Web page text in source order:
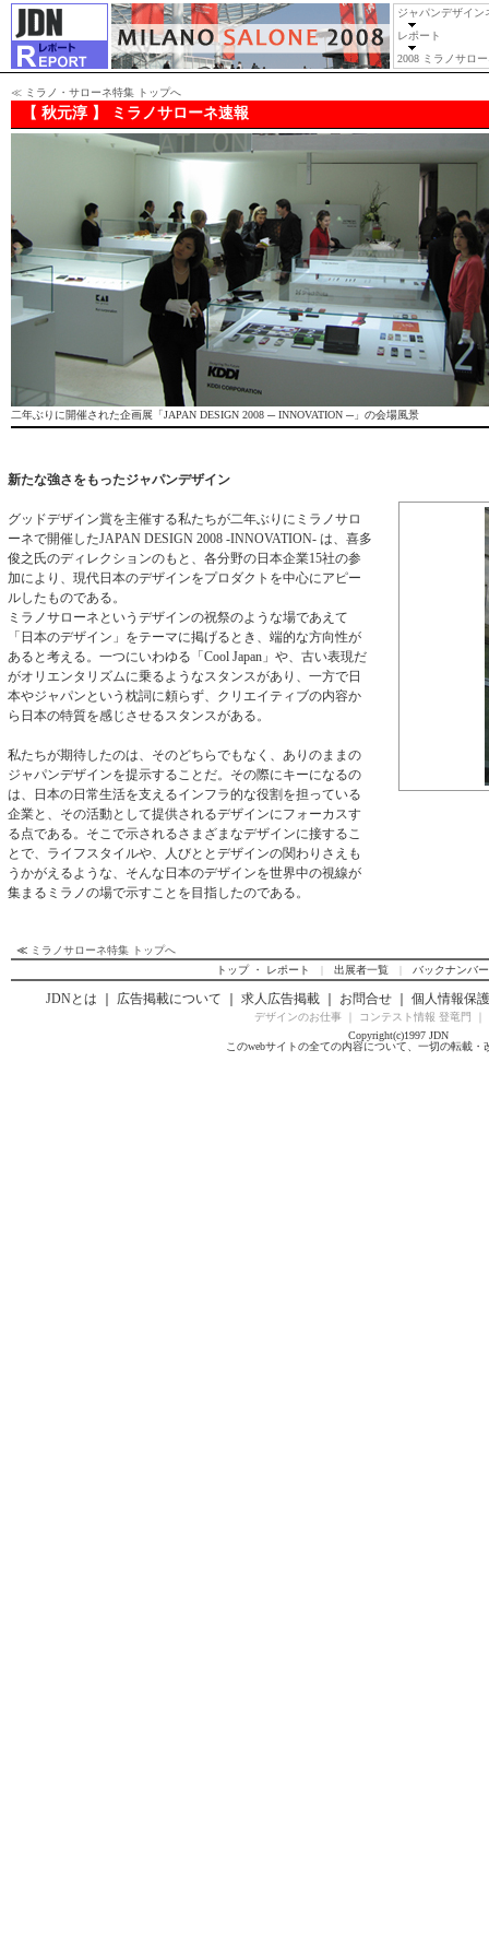
ジャパンデザイン
レポート
2008 ミラノサロ
≪ ミラノ・サローネ特集 トップへ
【 秋元淳 】 ミラノサローネ速報
二年ぶりに開催された企画展「JAPAN DESIGN 2008 ─ INNOVATION ─」の会場風景
新たな強さをもったジャパンデザイン
グッドデザイン賞を主催する私たちが二年ぶりにミラノサロ
ーネで開催したJAPAN DESIGN 2008 -INNOVATION- は、喜多
俊之氏のディレクションのもと、各分野の日本企業15社の参
加により、現代日本のデザインをプロダクトを中心にアピー
ルしたものである。
ミラノサローネというデザインの祝祭のような場であえて
「日本のデザイン」をテーマに掲げるとき、端的な方向性が
あると考える。一つにいわゆる「Cool Japan」や、古い表現だ
がオリエンタリズムに乗るようなスタンスがあり、一方で日
本やジャパンという枕詞に頼らず、クリエイティブの内容か
ら日本の特質を感じさせるスタンスがある。
私たちが期待したのは、そのどちらでもなく、ありのままの
ジャパンデザインを提示することだ。その際にキーになるの
は、日本の日常生活を支えるインフラ的な役割を担っている
企業と、その活動として提供されるデザインにフォーカスす
る点である。そこで示されるさまざまなデザインに接するこ
とで、ライフスタイルや、人びととデザインの関わりさえも
うかがえるような、そんな日本のデザインを世界中の視線が
集まるミラノの場で示すことを目指したのである。
≪ ミラノサローネ特集 トップへ
トップ ・ レポート
| 出展者一覧| バックナンバー
JDNとは 広告掲載について 求人広告掲載｜ お問合せ｜ 個人情報保
デザインのお仕事｜ コンテスト情報 登竜門
Copyright(c)1997 JDN
このwebサイトの全ての内容について、一切の転載・